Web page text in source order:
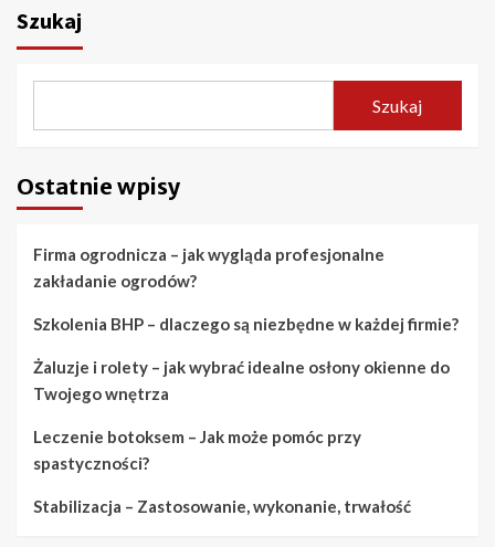
Szukaj
Szukaj
Ostatnie wpisy
Firma ogrodnicza – jak wygląda profesjonalne
zakładanie ogrodów?
Szkolenia BHP – dlaczego są niezbędne w każdej firmie?
Żaluzje i rolety – jak wybrać idealne osłony okienne do
Twojego wnętrza
Leczenie botoksem – Jak może pomóc przy
spastyczności?
Stabilizacja – Zastosowanie, wykonanie, trwałość